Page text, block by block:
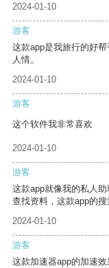
2024-01-10
游客
这款app是我旅行的好
人情。
2024-01-10
游客
这个软件我非常喜欢
2024-01-10
游客
这款app就像我的私人
查找资料，这款app的
2024-01-10
游客
这款加速器app的加速